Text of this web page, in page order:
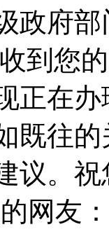
政府
到您
正在
既往
议。
网友